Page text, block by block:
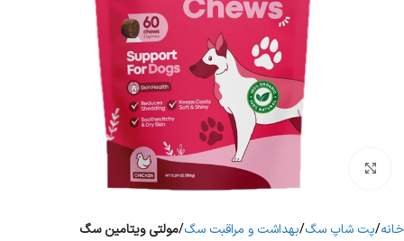
برای بزرگنمایی کلیک کنید
خانه پت شاپ سگ بهداشت و مراقبت سگ مولتی ویتامین سگ